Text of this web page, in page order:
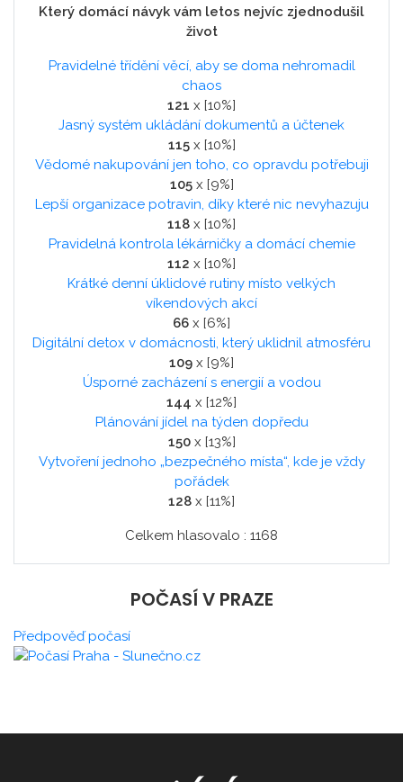
Který domácí návyk vám letos nejvíc zjednodušil
život
Pravidelné třídění věcí, aby se doma nehromadil
chaos
121 x [10%]
Jasný systém ukládání dokumentů a účtenek
115x [10%]
Vědomé nakupování jen toho, co opravdu potřebuji
105x [9%]
Lepší organizace potravin, díky které nic nevyhazuju
118 x [10%]
Pravidelná kontrola lékárničky a domácí chemie
112 x [10%]
Krátké denní úklidové rutiny místo velkých
víkendových akcí
66 x [6%]
Digitální detox v domácnosti, který uklidnil atmosféru
109 x [9%]
Úsporné zacházení s energií a vodou
144 x [12%]
Plánování jídel na týden dopředu
150x [13%]
Vytvoření jednoho „bezpečného místa“, kde je vždy
pořádek
128 x [11%]
Celkem hlasovalo : 1168
POČASÍ V PRAZE
Předpověď počasí